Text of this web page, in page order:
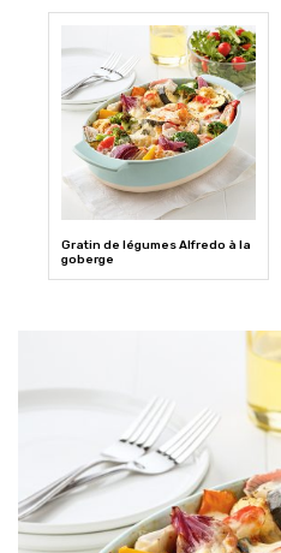
Gratin de légumes Alfredo à la
goberge